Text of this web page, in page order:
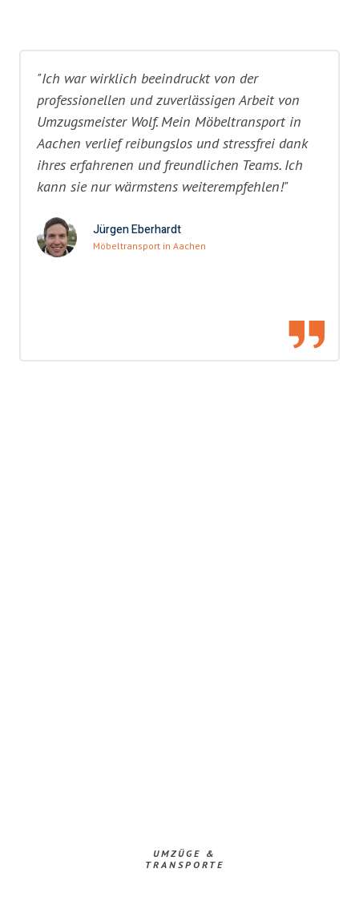
"Ich war wirklich beeindruckt von der
professionellen und zuverlässigen Arbeit von
Umzugsmeister Wolf. Mein Möbeltransport in
Aachen verlief reibungslos und stressfrei dank
ihres erfahrenen und freundlichen Teams. Ich
kann sie nur wärmstens weiterempfehlen!"
Jürgen Eberhardt
Möbeltransport in Aachen
UMZÜGE &
TRANSPORTE